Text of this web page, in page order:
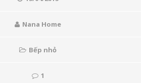
Nana Home
Bếp nhỏ
1